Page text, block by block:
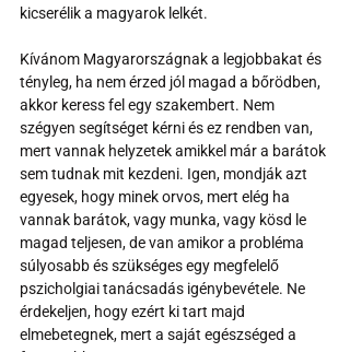
kicserélik a magyarok lelkét.
Kívánom Magyarországnak a legjobbakat és
tényleg, ha nem érzed jól magad a bőrödben,
akkor keress fel egy szakembert. Nem
szégyen segítséget kérni és ez rendben van,
mert vannak helyzetek amikkel már a barátok
sem tudnak mit kezdeni. Igen, mondják azt
egyesek, hogy minek orvos, mert elég ha
vannak barátok, vagy munka, vagy kösd le
magad teljesen, de van amikor a probléma
súlyosabb és szükséges egy megfelelő
pszicholgiai tanácsadás igénybevétele. Ne
érdekeljen, hogy ezért ki tart majd
elmebetegnek, mert a saját egészséged a